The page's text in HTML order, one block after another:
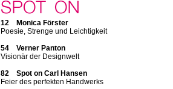
12 Monica Förster
Poesie, Strenge und Leichtigkeit
54 Verner Panton
Visionär der Designwelt
82 Spot on Carl Hansen
Feier des perfekten Handwerks